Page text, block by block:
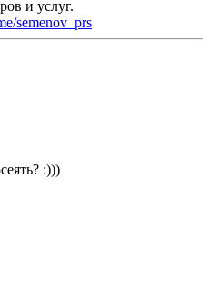
и услуг.
semenov_prs
:)))